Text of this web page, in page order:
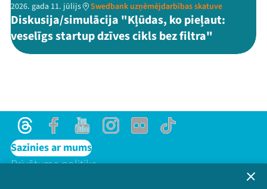
2026. gada 11. jūlijs Swedbank uzņēmējdarbības skatuve
Diskusija/simulācija "Kļūdas, ko pieļaut:
veselīgs startup dzīves cikls bez filtra"
ThreadsFacebookYoutubeInstagram
Flick TikTok
Sazinies ar mums
Privātuma politika